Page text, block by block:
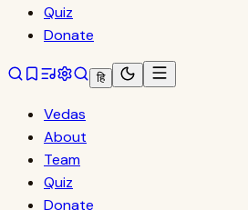
Quiz
Donate
हि
Vedas
About
Team
Quiz
Donate